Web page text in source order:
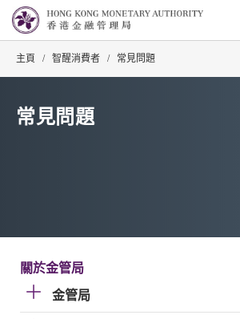
主頁 / 智醒消費者 / 常見問題
常見問題
關於金管局
金管局